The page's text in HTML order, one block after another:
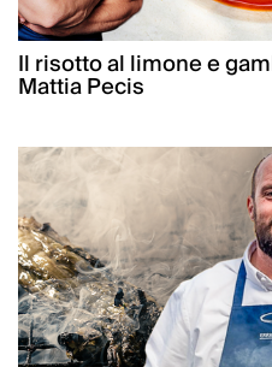
Il risotto al limone e
Mattia Pecis